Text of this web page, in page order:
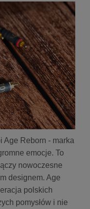
Age Reborn - marka
emocje. To
nowoczesne
designem. Age
polskich
pomysłów i nie